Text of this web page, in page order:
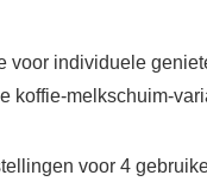
voor individuele
koffie-melkschuim-
voor 4